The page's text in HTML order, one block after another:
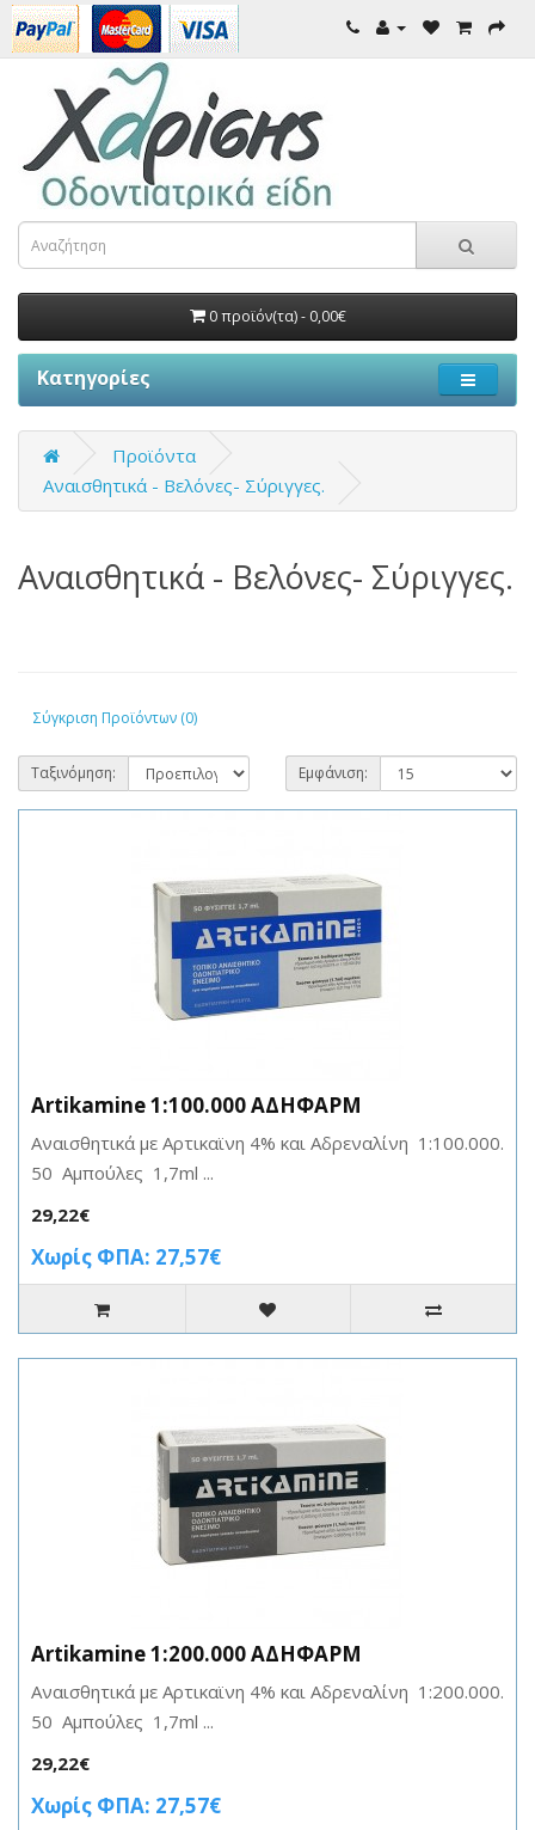
0 προϊόν(τα) - 0,00€
Κατηγορίες
Προϊόντα
Αναισθητικά - Βελόνες- Σύριγγες.
Αναισθητικά - Βελόνες- Σύριγγες.
Σύγκριση Προϊόντων (0)
Ταξινόμηση: Εμφάνιση:
Artikamine 1:100.000 ΑΔΗΦΑΡΜ
Αναισθητικά με Αρτικαϊνη 4% και Αδρεναλίνη 1:100.000.
50 Αμπούλες 1,7ml ...
29,22€
Χωρίς ΦΠΑ: 27,57€
Artikamine 1:200.000 ΑΔΗΦΑΡΜ
Αναισθητικά με Αρτικαϊνη 4% και Αδρεναλίνη 1:200.000.
50 Αμπούλες 1,7ml ...
29,22€
Χωρίς ΦΠΑ: 27,57€